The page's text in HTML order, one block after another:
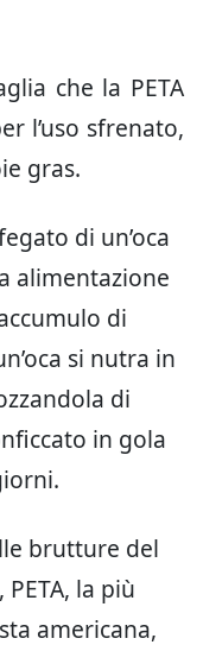
che la PETA
l’uso sfrenato,
gras.
di un’oca
alimentazione
di
si nutra in
di
in gola
brutture del
la più
americana,